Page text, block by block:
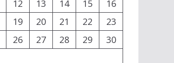
12 13 14 15
16
19 20 21 22
23
26 27 28 29
30